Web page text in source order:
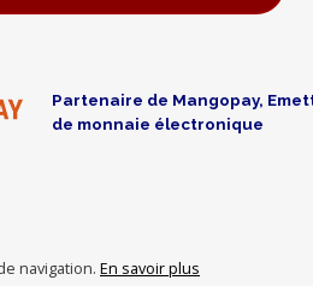
navigation. En savoir plus
Partenaire de Mangopay,
de monnaie électronique
intermediate registered at the ORIAS